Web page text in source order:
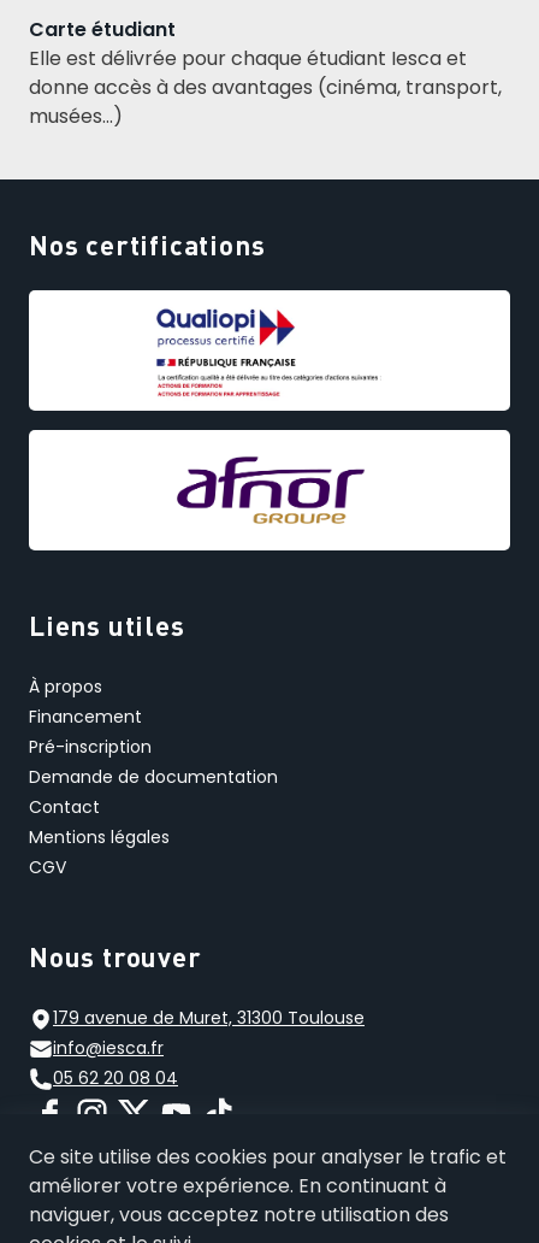
Ce site utilise des cookies pour analyser le trafic et
améliorer votre expérience. En continuant à
naviguer, vous acceptez notre utilisation des
Carte étudiant
Elle est délivrée pour chaque étudiant Iesca et
donne accès à des avantages (cinéma, transport,
musées...)
Nos certifications
Liens utiles
À propos
Financement
Pré-inscription
Demande de documentation
Contact
Mentions légales
CGV
Nous trouver
179 avenue de Muret, 31300 Toulouse
info@iesca.fr
05 62 20 08 04
© 2026 IESCA - Tous droits réservés